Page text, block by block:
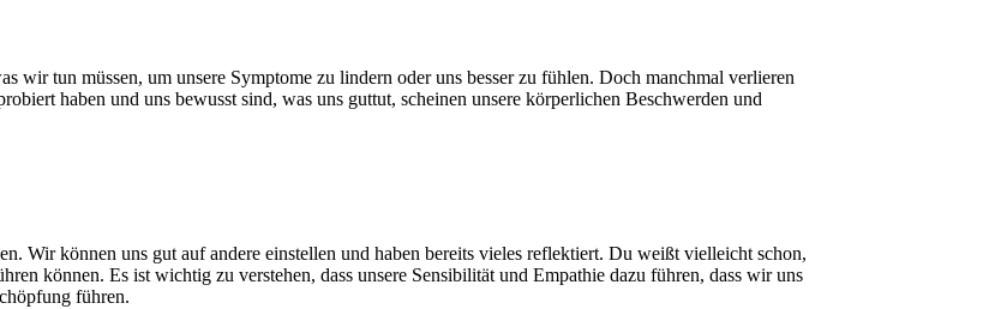
wir tun müssen, um unsere Symptome zu lindern oder uns besser zu fühlen. Doch manchmal verlieren
haben und uns bewusst sind, was uns guttut, scheinen unsere körperlichen Beschwerden und
Wir können uns gut auf andere einstellen und haben bereits vieles reflektiert. Du weißt vielleicht schon,
können. Es ist wichtig zu verstehen, dass unsere Sensibilität und Empathie dazu führen, dass wir uns
führen.